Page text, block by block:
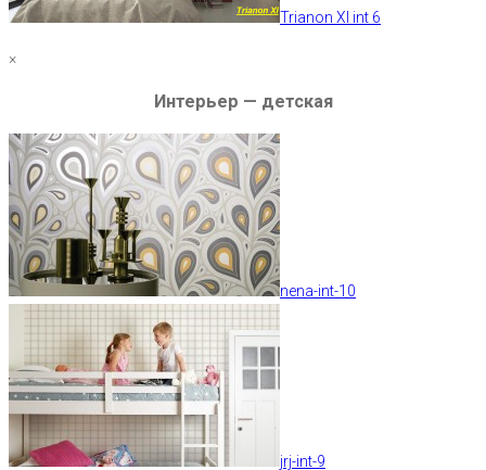
Trianon XI int 6
×
Интерьер — детская
nena-int-10
jrj-int-9